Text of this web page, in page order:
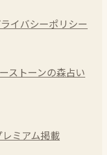
イバシーポリシー
ストーンの森占い
レミアム掲載